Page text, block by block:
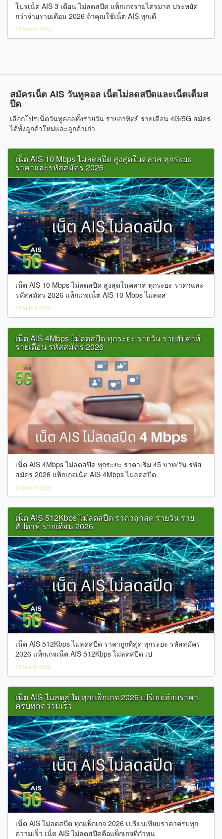
โปรเน็ต AIS 3 เดือน ไม่ลดสปีด แพ็กเกจรายไตรมาส ประหยัด
กว่าจ่ายรายเดือน 2026 ถ้าคุณใช้เน็ต AIS ทุกเดื
25 March 2026
สมัครเน็ต AIS วันทูคอล เน็ตไม่ลดสปีดและเน็ตเต็มส
ปีด
เลือกโปรเน็ตวันทูคอลทั้งรายวัน รายอาทิตย์ รายเดือน 4G/5G สมัคร
ได้ทั้งลูกค้าใหม่และลูกค้าเก่า
เน็ต AIS 10 Mbps ไม่ลดสปีด สูงสุดในคลาส ทุกระยะ
ราคาและรหัสสมัคร 2026
เน็ต AIS 10 Mbps ไม่ลดสปีด สูงสุดในคลาส ทุกระยะ ราคาและ
รหัสสมัคร 2026 แพ็กเกจเน็ต AIS 10 Mbps ไม่ลดส
25 March 2026
เน็ต AIS 4Mbps ไม่ลดสปีด ทุกระยะ รายวัน รายสัปดาห์
รายเดือน รหัสสมัคร 2026
เน็ต AIS 4Mbps ไม่ลดสปีด ทุกระยะ ราคาเริ่ม 45 บาท/วัน รหัส
สมัคร 2026 แพ็กเกจเน็ต AIS 4Mbps ไม่ลดสปีด
25 March 2026
เน็ต AIS 512Kbps ไม่ลดสปีด ราคาถูกสุด รายวัน ราย
สัปดาห์ รายเดือน 2026
เน็ต AIS 512Kbps ไม่ลดสปีด ราคาถูกที่สุด ทุกระยะ รหัสสมัคร
2026 แพ็กเกจเน็ต AIS 512Kbps ไม่ลดสปีด เป
25 March 2026
เน็ต AIS ไม่ลดสปีด ทุกแพ็กเกจ 2026 เปรียบเทียบราคา
ครบทุกความเร็ว
เน็ต AIS ไม่ลดสปีด ทุกแพ็กเกจ 2026 เปรียบเทียบราคาครบทุก
ความเร็ว เน็ต AIS ไม่ลดสปีดคือแพ็กเกจที่กำหน